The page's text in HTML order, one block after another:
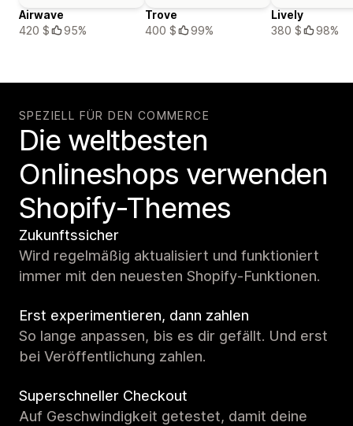
Airwave
420 $
95%
Trove
400 $
99%
Lively
380 $
98%
SPEZIELL FÜR DEN COMMERCE
Die weltbesten
Onlineshops verwenden
Shopify-Themes
Zukunftssicher
Wird regelmäßig aktualisiert und funktioniert
immer mit den neuesten Shopify-Funktionen.
Erst experimentieren, dann zahlen
So lange anpassen, bis es dir gefällt. Und erst
bei Veröffentlichung zahlen.
Superschneller Checkout
Auf Geschwindigkeit getestet, damit deine